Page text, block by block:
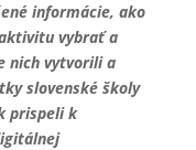
informácie, ako
vybrať a
nich vytvorili a
slovenské školy
prispeli k